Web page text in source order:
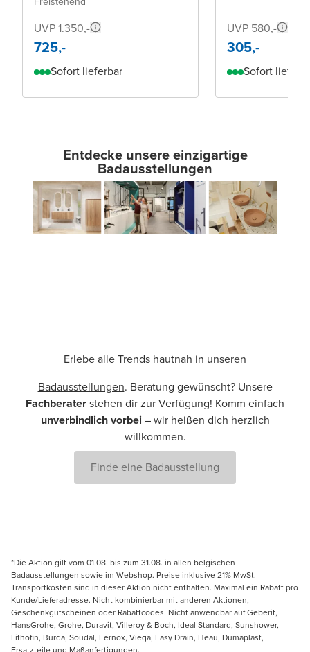
UVP 1.350,-
725,-
Sofort lieferbar
UVP 580,-
305,-
Sofort
Entdecke unsere einzigartige
Badausstellungen
Erlebe alle Trends hautnah in unseren
Badausstellungen. Beratung gewünscht? Unsere
Fachberaterstehen dir zur Verfügung! Komm einfach
unverbindlich vorbei – wir heißen dich herzlich
willkommen.
Finde eine Badausstellung
*Die Aktion gilt vom 01.08. bis zum 31.08. in allen belgischen
Badausstellungen sowie im Webshop. Preise inklusive 21% MwSt.
Transportkosten sind in dieser Aktion nicht enthalten. Maximal ein Rabatt pro
Kunde/Lieferadresse. Nicht kombinierbar mit anderen Aktionen,
Geschenkgutscheinen oder Rabattcodes. Nicht anwendbar auf Geberit,
HansGrohe, Grohe, Duravit, Villeroy & Boch, Ideal Standard, Sunshower,
Lithofin, Burda, Soudal, Fernox, Viega, Easy Drain, Heau, Dumaplast,